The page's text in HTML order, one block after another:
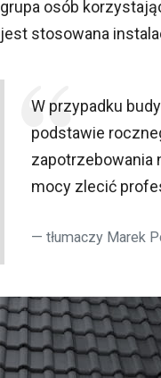
grupa osób
jest stosowana
W przypadku
podstawie
zapotrzebowania
mocy zlecić
tłumaczy Marek